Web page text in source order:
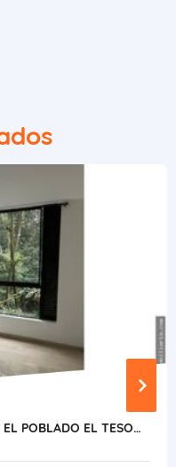
VENTA APARTAMENTO MEDELLÍN EL POBLADO EL TESORO